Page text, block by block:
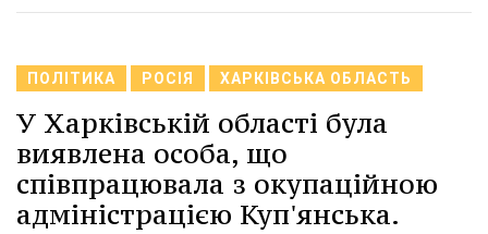
ПОЛІТИКА РОСІЯ ХАРКІВСЬКА ОБЛАСТЬ
У Харківській області була
виявлена особа, що
співпрацювала з окупаційною
адміністрацією Куп'янська.